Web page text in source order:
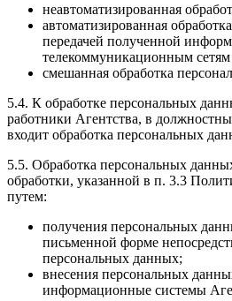
неавтоматизированная
автоматизированная
передачей полученной
телекоммуникационным сетям
смешанная обработка
5.4. К обработке персональных
работники Агентства, в
входит обработка персональных
5.5. Обработка персональных
обработки, указанной в п. 3.3
путем:
получения персональных
письменной форме
персональных данных;
внесения персональных
информационные системы